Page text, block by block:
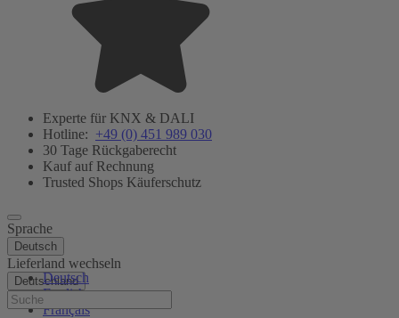
Experte für KNX & DALI
Hotline: +49 (0) 451 989 030
30 Tage Rückgaberecht
Kauf auf Rechnung
Trusted Shops Käuferschutz
Sprache
Deutsch
Deutsch
English
Français
Lieferland wechseln
Deutschland
Hilfe